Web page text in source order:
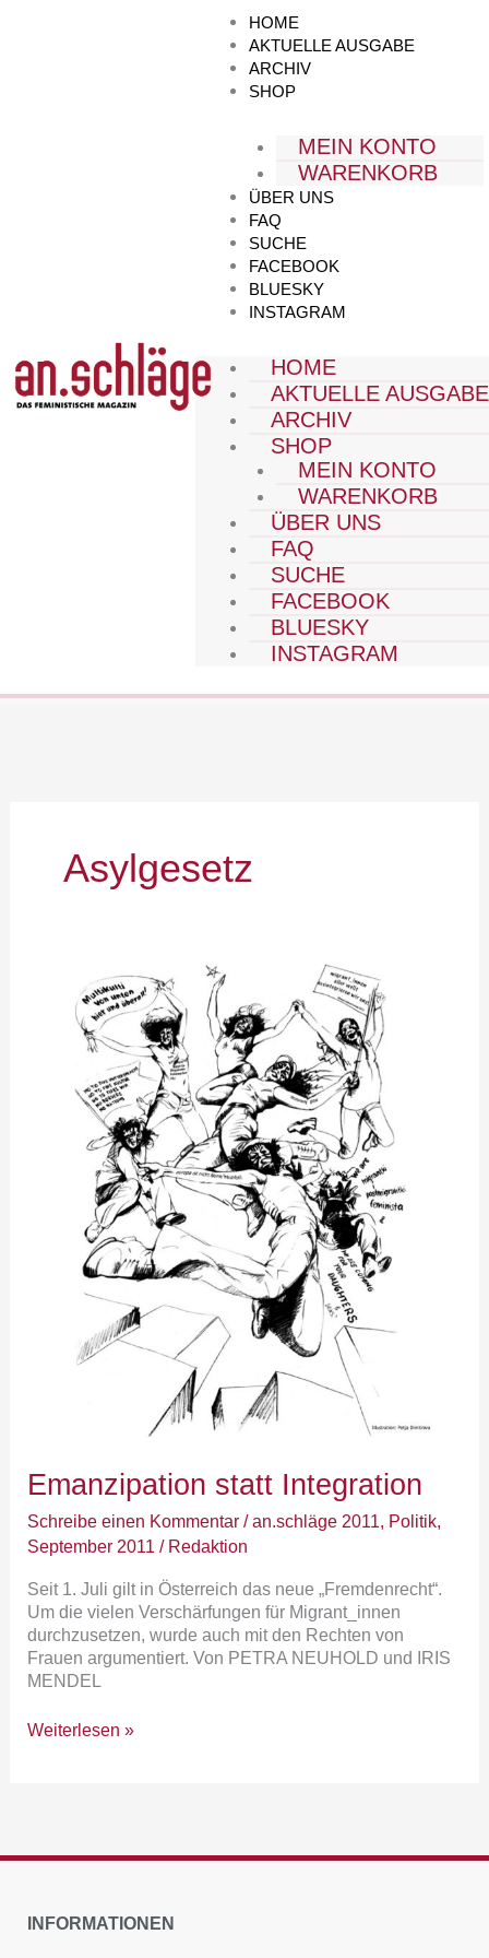
HOME
AKTUELLE AUSGABE
ARCHIV
SHOP
MEIN KONTO
WARENKORB
ÜBER UNS
FAQ
SUCHE
FACEBOOK
BLUESKY
INSTAGRAM
HOME
AKTUELLE AUSGABE
ARCHIV
SHOP
MEIN KONTO
WARENKORB
ÜBER UNS
FAQ
SUCHE
FACEBOOK
BLUESKY
INSTAGRAM
Asylgesetz
Emanzipation statt Integration
Schreibe einen Kommentar /an.schläge 2011, Politik,
September 2011 / Redaktion
Seit 1. Juli gilt in Österreich das neue „Fremdenrecht“.
Um die vielen Verschärfungen für Migrant_innen
durchzusetzen, wurde auch mit den Rechten von
Frauen argumentiert. Von PETRA NEUHOLD und IRIS
MENDEL
Emanzipation
Integration
Weiterlesen »
INFORMATIONEN